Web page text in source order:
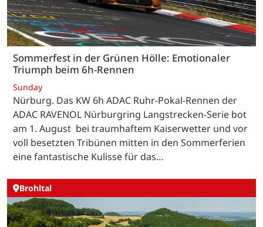
Sommerfest in der Grünen Hölle: Emotionaler
Triumph beim 6h-Rennen
Sunday
Nürburg. Das KW 6h ADAC Ruhr-Pokal-Rennen der
ADAC RAVENOL Nürburgring Langstrecken-Serie bot
am 1. August bei traumhaftem Kaiserwetter und vor
voll besetzten Tribünen mitten in den Sommerferien
eine fantastische Kulisse für das…
Brohltal